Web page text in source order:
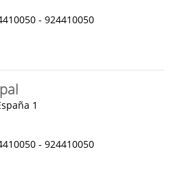
- 924410050
1
- 924410050